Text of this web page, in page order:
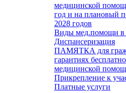
медицинской
год и на плановый
2028 годов
Виды мед.помощи
Диспансеризация
ПАМЯТКА для
гарантиях
медицинской
Прикрепление к
Платные услуги